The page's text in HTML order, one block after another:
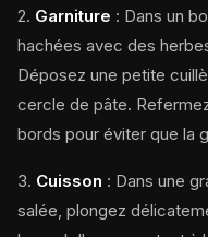
2. Garniture : Dans un
hachées avec des
Déposez une petite
cercle de pâte.
bords pour éviter que la
3. Cuisson : Dans une
salée, plongez